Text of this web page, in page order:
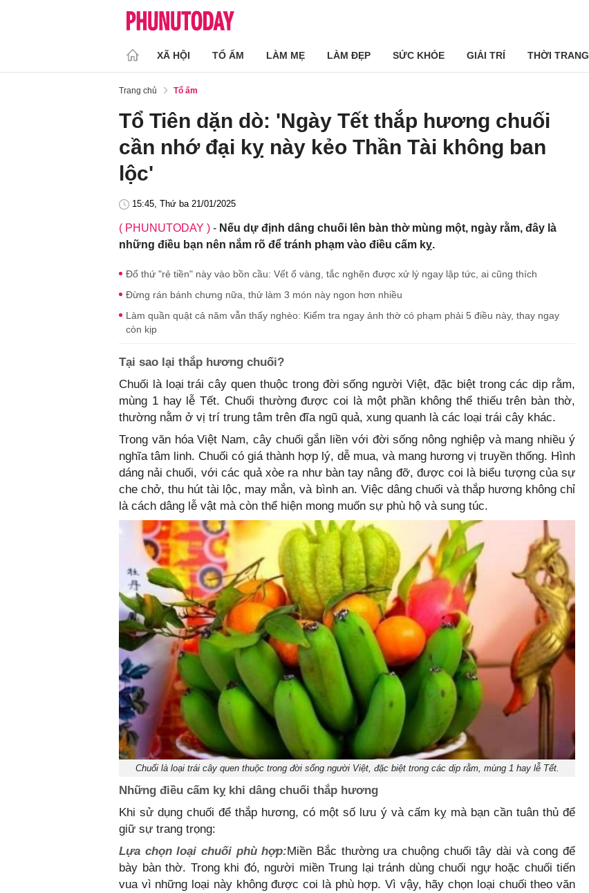
XÃ HỘI TỔ ẤM LÀM MẸ LÀM ĐẸP SỨC KHỎE GIẢI TRÍ THỜI TRANG
Trang chủ Tổ ấm
Tổ Tiên dặn dò: 'Ngày Tết thắp hương chuối
cần nhớ đại kỵ này kẻo Thần Tài không ban
lộc'
15:45, Thứ ba 21/01/2025
( PHUNUTODAY ) - Nếu dự định dâng chuối lên bàn thờ mùng một, ngày rằm, đây là
những điều bạn nên nắm rõ để tránh phạm vào điều cấm kỵ.
Đổ thứ "rẻ tiền" này vào bồn cầu: Vết ố vàng, tắc nghẽn được xử lý ngay lập tức, ai cũng thích
Đừng rán bánh chưng nữa, thử làm 3 món này ngon hơn nhiều
Làm quần quật cả năm vẫn thấy nghèo: Kiểm tra ngay ảnh thờ có phạm phải 5 điều này, thay ngay
còn kịp
Tại sao lại thắp hương chuối?
Chuối là loại trái cây quen thuộc trong đời sống người Việt, đặc biệt trong các dịp rằm,
mùng 1 hay lễ Tết. Chuối thường được coi là một phần không thể thiếu trên bàn thờ,
thường nằm ở vị trí trung tâm trên đĩa ngũ quả, xung quanh là các loại trái cây khác.
Trong văn hóa Việt Nam, cây chuối gắn liền với đời sống nông nghiệp và mang nhiều ý
nghĩa tâm linh. Chuối có giá thành hợp lý, dễ mua, và mang hương vị truyền thống. Hình
dáng nải chuối, với các quả xòe ra như bàn tay nâng đỡ, được coi là biểu tượng của sự
che chở, thu hút tài lộc, may mắn, và bình an. Việc dâng chuối và thắp hương không chỉ
là cách dâng lễ vật mà còn thể hiện mong muốn sự phù hộ và sung túc.
Chuối là loại trái cây quen thuộc trong đời sống người Việt, đặc biệt trong các dịp rằm, mùng 1 hay lễ Tết.
Những điều cấm kỵ khi dâng chuối thắp hương
Khi sử dụng chuối để thắp hương, có một số lưu ý và cấm kỵ mà bạn cần tuân thủ để
giữ sự trang trọng:
Lựa chọn loại chuối phù hợp:Miền Bắc thường ưa chuộng chuối tây dài và cong để
bày bàn thờ. Trong khi đó, người miền Trung lại tránh dùng chuối ngự hoặc chuối tiến
vua vì những loại này không được coi là phù hợp. Vì vậy, hãy chọn loại chuối theo văn